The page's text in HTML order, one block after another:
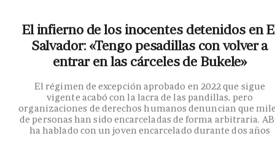
El infierno de los inocentes detenidos en
Salvador: «Tengo pesadillas con volver a
entrar en las cárceles de Bukele»
El régimen de excepción aprobado en 2022 que sigue
vigente acabó con la lacra de las pandillas, pero
organizaciones de derechos humanos denuncian que
de personas han sido encarceladas de forma arbitraria.
ha hablado con un joven encarcelado durante dos años